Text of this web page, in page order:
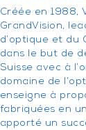
Créée en 1988,
GrandVision,
d’optique et du
dans le but de
Suisse avec à
domaine de
enseigne à
fabriquées en
apporté un